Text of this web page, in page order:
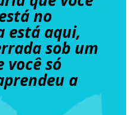
no
está aqui,
sob um
você só
a